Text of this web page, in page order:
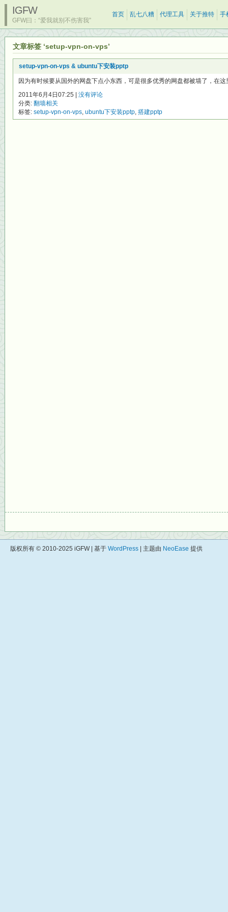
IGFW
GFW曰：“爱我就别不伤害我”
首页 乱七八糟 代理工具 关于推特 手
文章标签 ‘setup-vpn-on-vps’
setup-vpn-on-vps & ubuntu下安装pptp
因为有时候要从国外的网盘下点小东西，可是很多优秀的网盘都被墙了，在
2011年6月4日07:25 | 没有评论
分类: 翻墙相关
标签: setup-vpn-on-vps, ubuntu下安装pptp, 搭建pptp
版权所有 © 2010-2025 iGFW | 基于 WordPress | 主题由 NeoEase 提供